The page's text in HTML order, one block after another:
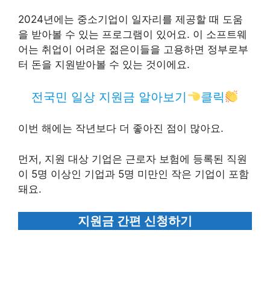
2024년에는 중소기업이 일자리를 제공할 때 도움
을 받아볼 수 있는 프로그램이 있어요. 이 소프트웨
어는 취업이 어려운 젊은이들을 고용하면 정부로부
터 돈을 지원받아볼 수 있는 것이에요.
전국민 일상 지원금 알아보기 클릭
이번 해에는 작년보다 더 좋아진 점이 많아요.
먼저, 지원 대상 기업은 근로자 보험에 등록된 직원
이 5명 이상인 기업과 5명 미만인 작은 기업이 포함
돼요.
지원금 간편 신청하기